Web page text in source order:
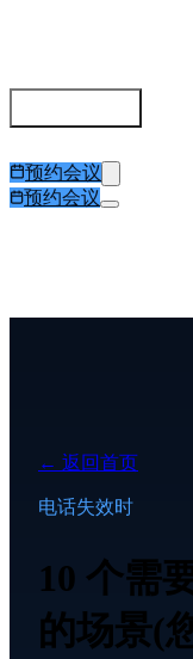
预约会议
预约会议
← 返回首页
电话失效时
10 个需
的场景(